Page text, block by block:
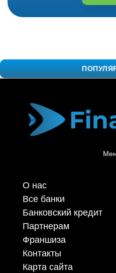
О нас
Все банки
Банковский кредит
Партнерам
Франшиза
Контакты
Карта сайта